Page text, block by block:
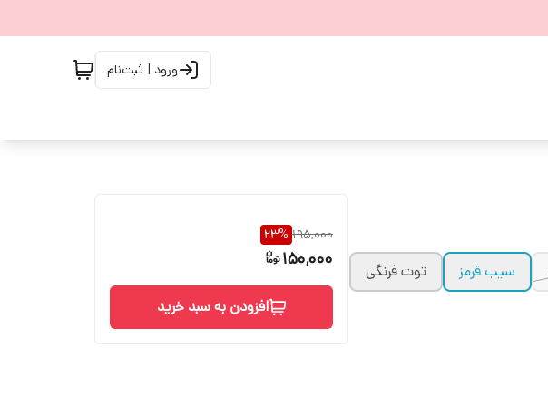
ورود | ثبت‌نام
سیب قرمز
توت فرنگی
195,000
23%
150,000
افزودن به سبد خرید